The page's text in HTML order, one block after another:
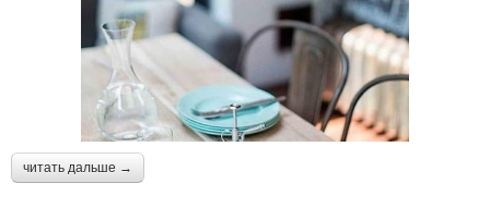
читать дальше →